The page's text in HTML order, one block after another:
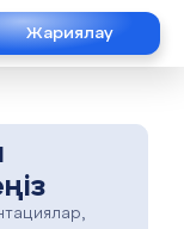
Жариялау